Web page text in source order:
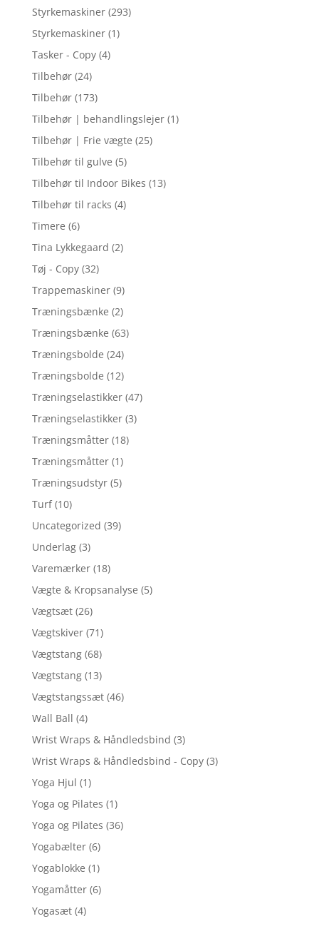
Styrkemaskiner (293)
Styrkemaskiner (1)
Tasker - Copy (4)
Tilbehør (24)
Tilbehør (173)
Tilbehør | behandlingslejer (1)
Tilbehør | Frie vægte (25)
Tilbehør til gulve (5)
Tilbehør til Indoor Bikes (13)
Tilbehør til racks (4)
Timere (6)
Tina Lykkegaard (2)
Tøj - Copy (32)
Trappemaskiner (9)
Træningsbænke (2)
Træningsbænke (63)
Træningsbolde (24)
Træningsbolde (12)
Træningselastikker (47)
Træningselastikker (3)
Træningsmåtter (18)
Træningsmåtter (1)
Træningsudstyr (5)
Turf (10)
Uncategorized (39)
Underlag (3)
Varemærker (18)
Vægte & Kropsanalyse (5)
Vægtsæt (26)
Vægtskiver (71)
Vægtstang (68)
Vægtstang (13)
Vægtstangssæt (46)
Wall Ball (4)
Wrist Wraps & Håndledsbind (3)
Wrist Wraps & Håndledsbind - Copy (3)
Yoga Hjul (1)
Yoga og Pilates (1)
Yoga og Pilates (36)
Yogabælter (6)
Yogablokke (1)
Yogamåtter (6)
Yogasæt (4)